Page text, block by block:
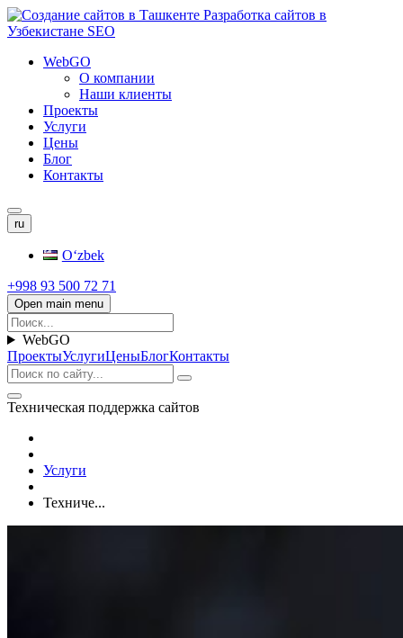
WebGO
О компании
Наши клиенты
Проекты
Услуги
Цены
Блог
Контакты
ru
Oʻzbek
+998 93 500 72 71
Open main menu
WebGO
ПроектыУслугиЦеныБлогКонтакты
Техническая поддержка сайтов
Услуги
Техниче...